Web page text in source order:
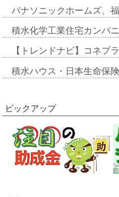
パナソニックホームズ、
積水化学工業住宅カンパ
【トレンドナビ】コネ
積水ハウス・日本生命保
ピックアップ